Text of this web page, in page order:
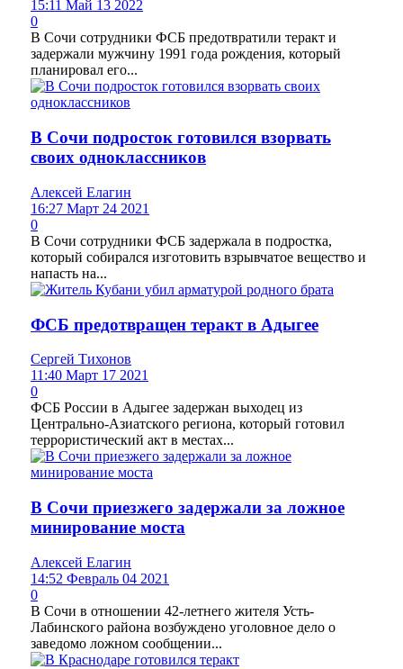
15:11 Май 13 2022
0
В Сочи сотрудники ФСБ предотвратили теракт и
задержали мужчину 1991 года рождения, который
планировал его...
В Сочи подросток готовился взорвать
своих одноклассников
Алексей Елагин
16:27 Март 24 2021
0
В Сочи сотрудники ФСБ задержала в подростка,
который собирался изготовить взрывчатое вещество и
напасть на...
ФСБ предотвращен теракт в Адыгее
Сергей Тихонов
11:40 Март 17 2021
0
ФСБ России в Адыгее задержан выходец из
Центрально-Азиатского региона, который готовил
террористический акт в местах...
В Сочи приезжего задержали за ложное
минирование моста
Алексей Елагин
14:52 Февраль 04 2021
0
В Сочи в отношении 42-летнего жителя Усть-
Лабинского района возбуждено уголовное дело о
заведомо ложном сообщении...